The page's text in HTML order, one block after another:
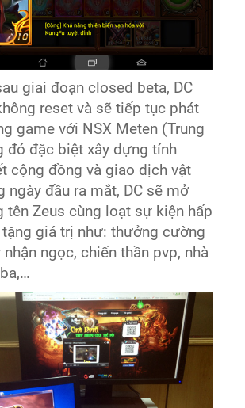
giai đoạn closed beta, DC
reset và sẽ tiếp tục phát
game với NSX Meten (Trung
đó đặc biệt xây dựng tính
cộng đồng và giao dịch vật
ngày đầu ra mắt, DC sẽ mở
tên Zeus cùng loạt sự kiện hấp
giá trị như: thưởng cường
ngọc, chiến thần pvp, nhà